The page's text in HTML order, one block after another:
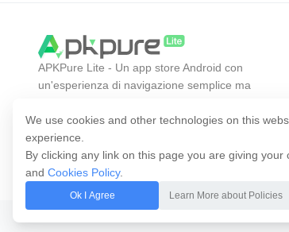
We use cookies and other technologies on this
experience.
By clicking any link on this page you are giving your
and Cookies Policy.
Ok I Agree Learn More about Policies
APKPure Lite - Un app store Android con
un'esperienza di navigazione semplice ma
facile, veloce e sicuro.